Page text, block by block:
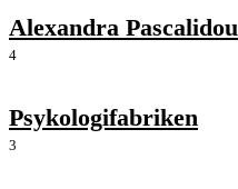
Alexandra Pascalidou
4
Psykologifabriken
3